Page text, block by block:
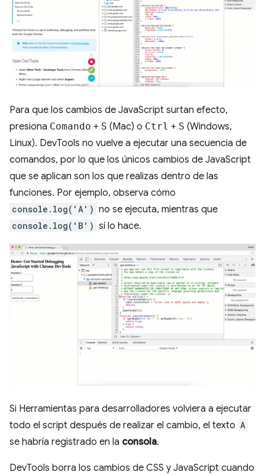
Para que los cambios de JavaScript surtan efecto,
presiona Comando + S (Mac) o Ctrl + S (Windows,
Linux). DevTools no vuelve a ejecutar una secuencia de
comandos, por lo que los únicos cambios de JavaScript
que se aplican son los que realizas dentro de las
funciones. Por ejemplo, observa cómo
console.log('A') no se ejecuta, mientras que
console.log('B') sí lo hace.
Si Herramientas para desarrolladores volviera a ejecutar
todo el script después de realizar el cambio, el texto A
se habría registrado en la consola.
DevTools borra los cambios de CSS y JavaScript cuando